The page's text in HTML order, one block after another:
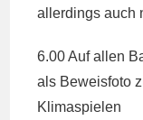
allerdings auch
6.00 Auf allen
als Beweisfoto
Klimaspielen